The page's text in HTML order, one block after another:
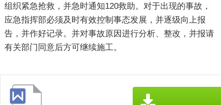
组织紧急抢救，并急时通知120救助。对于出现的事故，
应急指挥部必须及时有效控制事态发展，并逐级向上报
告，并作好记录。并对事故原因进行分析、整改，并报请
有关部门同意后方可继续施工。